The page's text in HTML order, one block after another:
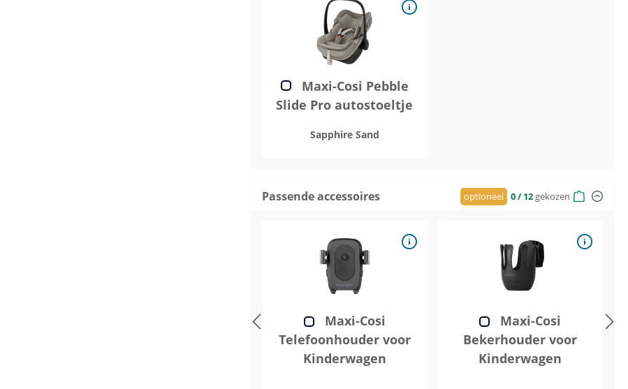
Maxi-Cosi Pebble
Slide Pro autostoeltje
Sapphire Sand
Passende accessoires optioneel 0/ 12 gekozen
Maxi-Cosi
Telefoonhouder voor
Kinderwagen
Maxi-Cosi
Bekerhouder voor
Kinderwagen